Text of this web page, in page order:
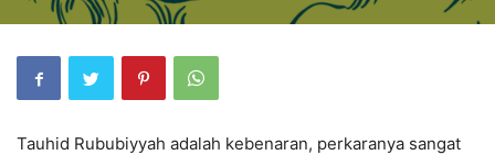
Tauhid Rububiyyah adalah kebenaran, perkaranya sangat